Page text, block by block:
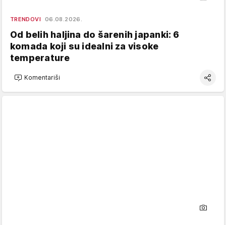
TRENDOVI 06.08.2026.
Od belih haljina do šarenih japanki: 6
komada koji su idealni za visoke
temperature
Komentariši